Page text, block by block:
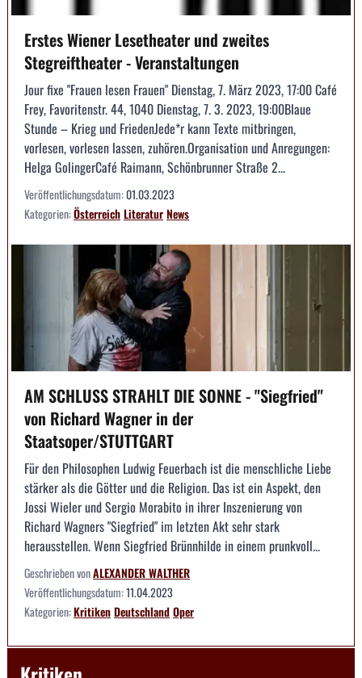
Erstes Wiener Lesetheater und zweites
Stegreiftheater - Veranstaltungen
Jour fixe "Frauen lesen Frauen" Dienstag, 7. März 2023, 17:00 Café
Frey, Favoritenstr. 44, 1040 Dienstag, 7. 3. 2023, 19:00Blaue
Stunde – Krieg und FriedenJede*r kann Texte mitbringen,
vorlesen, vorlesen lassen, zuhören.Organisation und Anregungen:
Helga GolingerCafé Raimann, Schönbrunner Straße 2...
Veröffentlichungsdatum:01.03.2023
Kategorien:ÖsterreichLiteraturNews
AM SCHLUSS STRAHLT DIE SONNE - "Siegfried"
von Richard Wagner in der
Staatsoper/STUTTGART
Für den Philosophen Ludwig Feuerbach ist die menschliche Liebe
stärker als die Götter und die Religion. Das ist ein Aspekt, den
Jossi Wieler und Sergio Morabito in ihrer Inszenierung von
Richard Wagners "Siegfried" im letzten Akt sehr stark
herausstellen. Wenn Siegfried Brünnhilde in einem prunkvoll...
Geschrieben vonALEXANDER WALTHER
Veröffentlichungsdatum:11.04.2023
Kategorien:KritikenDeutschlandOper